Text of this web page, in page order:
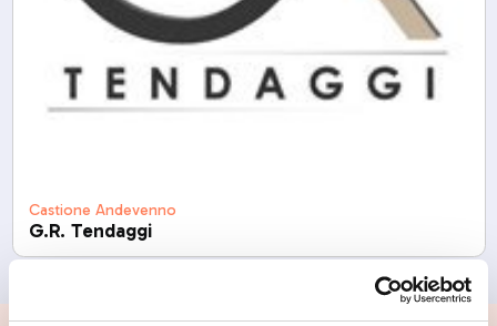
Castione Andevenno
G.R. Tendaggi